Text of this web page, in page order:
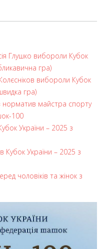
Глушко вибороли Кубок
гра)
вибороли Кубок
гра)
норматив майстра спорту
100
України – 2025 з
Кубок України – 2025 з
чоловіків та жінок з